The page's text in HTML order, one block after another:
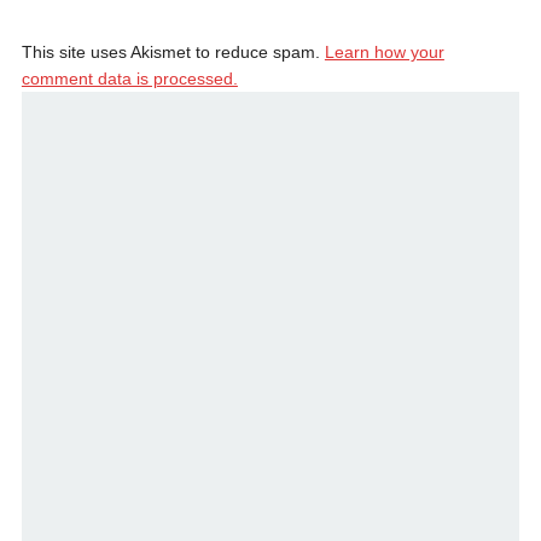
This site uses Akismet to reduce spam. Learn how your
comment data is processed.